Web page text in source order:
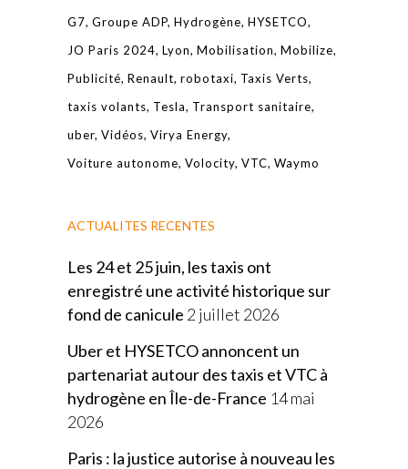
G7 Groupe ADP Hydrogène HYSETCO
JO Paris 2024 Lyon Mobilisation Mobilize
Publicité Renault robotaxi Taxis Verts
taxis volants Tesla
Transport sanitaire
uber Vidéos Virya Energy
Voiture autonome Volocity VTC Waymo
ACTUALITES RECENTES
Les 24 et 25 juin, les taxis ont
enregistré une activité historique sur
fond de canicule 2 juillet 2026
Uber et HYSETCO annoncent un
partenariat autour des taxis et VTC à
hydrogène en Île-de-France 14 mai
2026
Paris : la justice autorise à nouveau les